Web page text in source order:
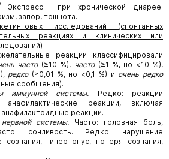
Экспресс при хронической диарее:
запор, тошнота.
исследований (спонтанных
реакциях и клинических или
реакции классифицировали
часто(≥10 %), часто(≥1 %, но <10 %),
редко(≥0,01 %, но <0,1 %) и очень редко
сообщения).
иммунной системы. Редко: реакции
анафилактические реакции, включая
реакции.
системы. Часто: головная боль,
сонливость. Редко: нарушение
сознания, гипертонус, потеря сознания,